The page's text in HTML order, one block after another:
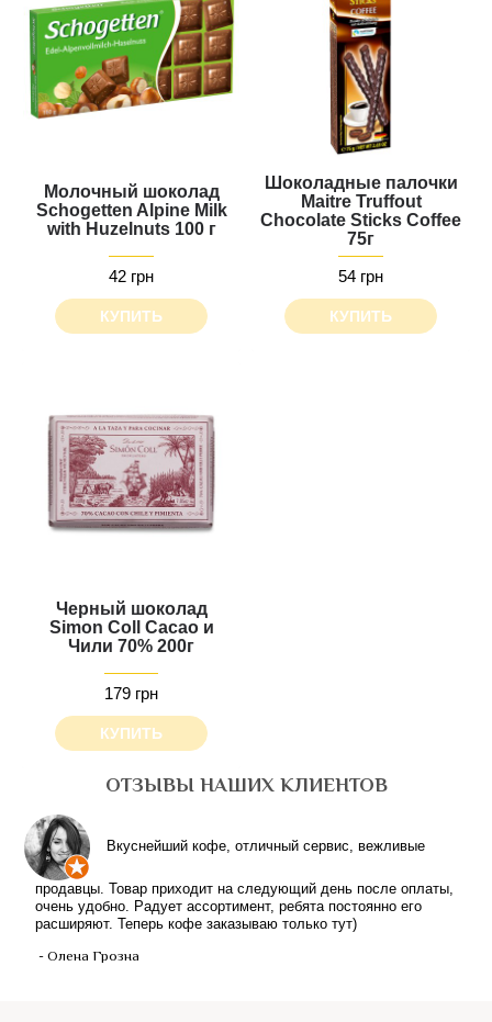
Молочный шоколад
Schogetten Alpine Milk
with Huzelnuts 100 г
42 грн
КУПИТЬ
Шоколадные палочки
Maitre Truffout
Chocolate Sticks Сoffee
75г
54 грн
КУПИТЬ
Черный шоколад
Simon Coll Cacao и
Чили 70% 200г
179 грн
КУПИТЬ
ОТЗЫВЫ НАШИХ КЛИЕНТОВ
Вкуснейший кофе, отличный сервис, вежливые
продавцы. Товар приходит на следующий день после оплаты,
очень удобно. Радует ассортимент, ребята постоянно его
расширяют. Теперь кофе заказываю только тут)
- Олена Грозна